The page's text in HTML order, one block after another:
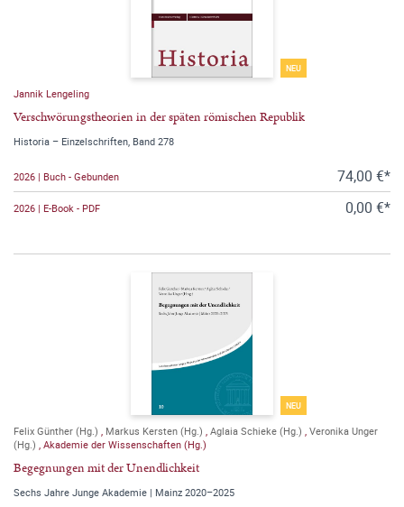
NEU
Jannik Lengeling
Verschwörungstheorien in der späten römischen Republik
Historia – Einzelschriften, Band 278
2026 | Buch - Gebunden 74,00 €*
2026 | E-Book - PDF 0,00 €*
NEU
Felix Günther (Hg.) , Markus Kersten (Hg.) , Aglaia Schieke (Hg.) , Veronika Unger
(Hg.) , Akademie der Wissenschaften (Hg.)
Begegnungen mit der Unendlichkeit
Sechs Jahre Junge Akademie | Mainz 2020–2025